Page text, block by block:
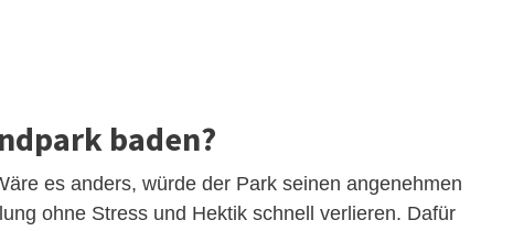
baden?
es anders, würde der Park seinen angenehmen
ohne Stress und Hektik schnell verlieren. Dafür